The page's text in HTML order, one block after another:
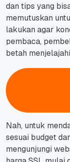
dan tips yang
memutuskan
lakukan agar
pembaca,
betah
Nah, untuk
sesuai budget
mengunjungi